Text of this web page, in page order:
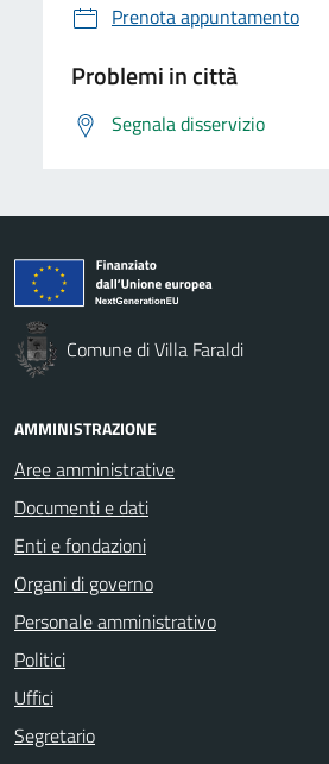
Prenota appuntamento
Problemi in città
Segnala disservizio
Comune di Villa Faraldi
AMMINISTRAZIONE
Aree amministrative
Documenti e dati
Enti e fondazioni
Organi di governo
Personale amministrativo
Politici
Uffici
Segretario